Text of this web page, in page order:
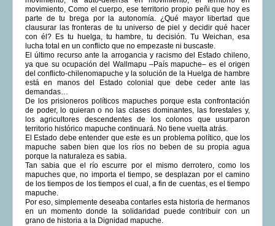
movimiento, Como el cuerpo, ese territorio propio peñi que hoy es
parte de tu brega por la autonomía. ¿Qué mayor libertad que
clausurar las fronteras de tu universo de piel y decidir qué hacer
con él? Es tu huelga, tu hambre, tu decisión. Tu Weichan, esa
lucha total en un conflicto que no empezaste ni buscaste.
El último recurso ante la arrogancia y racismo del Estado chileno,
ya que su ocupación del Wallmapu –País mapuche– es el origen
del conflicto-chilenomapuche y la solución de la Huelga de hambre
está en manos del Estado colonial que debe ceder ante las
demandas…
De los prisioneros políticos mapuches porque esta confrontación
de poder, lo quieran o no las clases dominantes, las forestales y,
los agricultores descendentes de los colonos que usurparon
territorio histórico mapuche continuará. No tiene vuelta atrás.
El Estado debe entender que este es un problema político, que los
mapuche saben bien que los ríos no beben de su propia agua
porque la naturaleza es sabia.
Tan sabia que el río escurre por el mismo derrotero, como los
mapuches que, no importa el tiempo, se desplazan por el camino
de los tiempos de los tiempos el cual, a fin de cuentas, es el tiempo
mapuche.
Por eso, simplemente deseaba contarles esta historia de hermanos
en un momento donde la solidaridad puede contribuir con un
grano de historia a la Dignidad mapuche.